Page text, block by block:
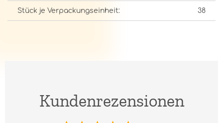
Stück je Verpackungseinheit: 38
Kundenrezensionen